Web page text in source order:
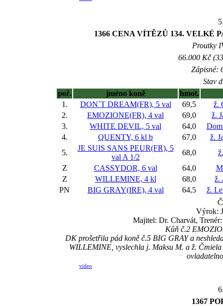
1366 CENA VÍTĚZŮ 134. VELKÉ
Proutky
66.000 Kč
Zápisné:
Stav
poř.
jméno koně
hmot.
1.
DON`T DREAM(FR), 5 val 69,5
ž.
2.
EMOZIONE(FR), 4 val 69,0
ž.
3.
WHITE DEVIL, 5 val 64,0
4.
QUENTY, 6 kl b 67,0
ž.
5.
JE SUIS SANS PEUR(FR), 5
val A 1/2
68,0
Z
CASSYDOR, 6 val 64,0
Z
WILLEMINE, 4 kl 68,0
ž.
PN
BIG GRAY(IRE), 4 val 64,5
ž.
Výrok:
Majitel: Dr. Charvát,
Kůň č.2
DK prošetřila pád koně č.5 BIG GRAY a
WILLEMINE, vyslechla j. Maksu M. a ž.
video
1367